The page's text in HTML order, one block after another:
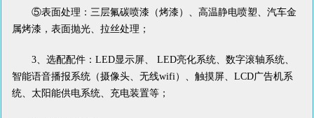
⑤表面处理：三层氟碳喷漆（烤漆）、高温静电喷塑、汽车金
属烤漆，表面抛光、拉丝处理；
3、选配配件：LED显示屏、 LED亮化系统、数字滚轴系统、
智能语音播报系统（摄像头、无线wifi）、触摸屏、LCD广告机系
统、太阳能供电系统、充电装置等；